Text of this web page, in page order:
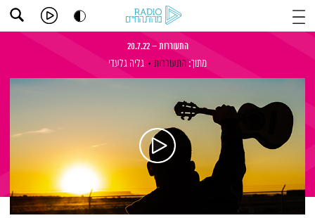
התעוררות – 20.7.22
מתוך: התעוררות גליה גלעדי